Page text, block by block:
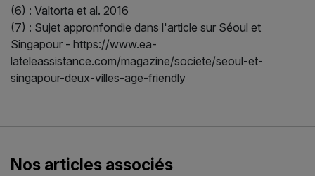
(6) : Valtorta et al. 2016
(7) : Sujet appronfondie dans l'article sur Séoul et
Singapour - https://www.ea-
lateleassistance.com/magazine/societe/seoul-et-
singapour-deux-villes-age-friendly
Nos articles associés